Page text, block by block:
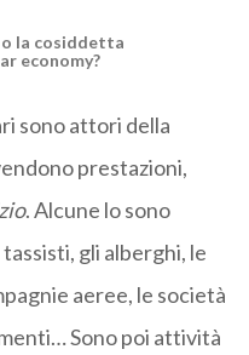
o la cosiddetta
economy?
sono attori della
prestazioni,
. Alcune lo sono
gli alberghi, le
aeree, le società
Sono poi attività